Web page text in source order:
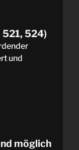
524)
und
möglich